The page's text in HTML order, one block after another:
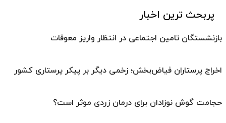
پربحث ترین اخبار
بازنشستگان تامین اجتماعی در انتظار واریز معوقات
اخراج پرستاران فیاض‌بخش؛ زخمی دیگر بر پیکر پرستاری کشور
حجامت گوش نوزادان برای درمان زردی موثر است؟